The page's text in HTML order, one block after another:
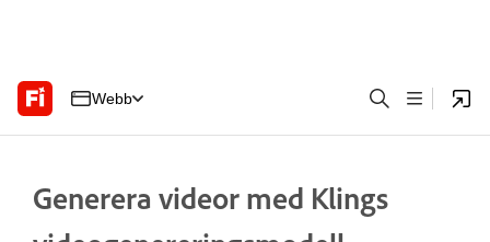
Webb
Generera videor med Klings